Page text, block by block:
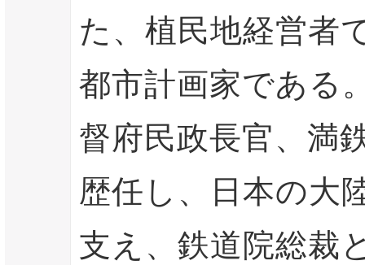
た、植民地経営者
都市計画家である
督府民政長官、満
歴任し、日本の大
支え、鉄道院総裁